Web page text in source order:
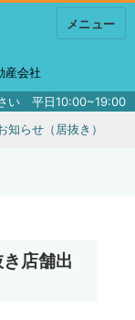
産会社
い 平日10:00~19:00
メニュー
知らせ（居抜き）
店舗出